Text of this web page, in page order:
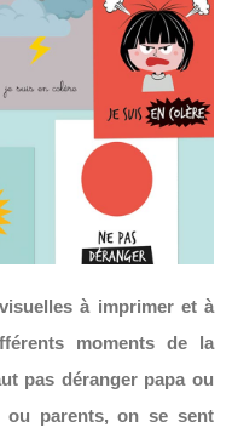
à imprimer et à
moments de la
pas déranger papa ou
ou parents, on se sent